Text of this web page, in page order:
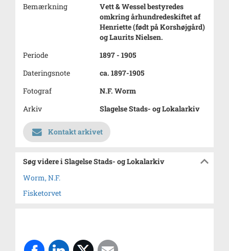
Bemærkning
Vett & Wessel bestyredes
omkring århundredeskiftet af
Henriette (født på Korshøjgård)
og Laurits Nielsen.
Periode
1897 - 1905
Dateringsnote
ca. 1897-1905
Fotograf
N.F. Worm
Arkiv
Slagelse Stads- og Lokalarkiv
Kontakt arkivet
Søg videre i Slagelse Stads- og Lokalarkiv
Worm, N.F.
Fisketorvet